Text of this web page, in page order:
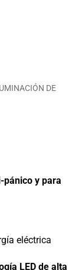
DE
pánico y para
eléctrica
LED de alta